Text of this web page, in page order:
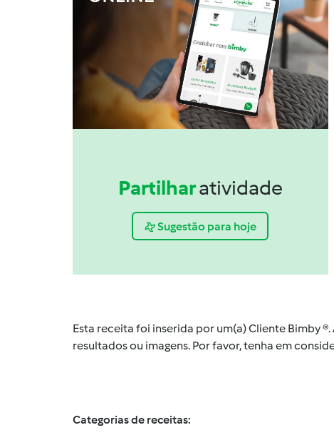
Partilharatividade
Sugestão para hoje
Esta receita foi inserida por um(a) Cliente Bimby
resultados ou imagens. Por favor, tenha em
Categorias de receitas: